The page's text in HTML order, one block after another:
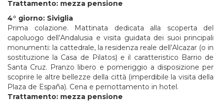
Trattamento: mezza pensione
4° giorno: Siviglia
Prima colazione. Mattinata dedicata alla scoperta del
capoluogo dell’Andalusia e visita guidata dei suoi principali
monumenti: la cattedrale, la residenza reale dell’Alcazar (o in
sostituzione la Casa de Pilatos) e il caratteristico Barrio de
Santa Cruz. Pranzo libero e pomeriggio a disposizione per
scoprire le altre bellezze della città (imperdibile la visita della
Plaza de España). Cena e pernottamento in hotel.
Trattamento: mezza pensione